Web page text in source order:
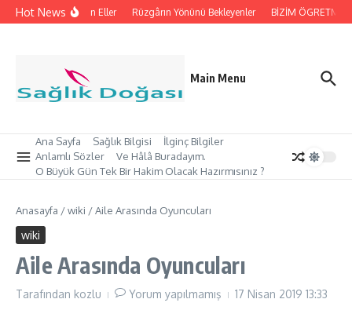
İçeriğe atla
Hot Newsİpleri Tutan Eller Rüzgârın Yönünü Bekleyenler BİZİM
Main Menu
Ana Sayfa Sağlık Bilgisi
İlginç Bilgiler
Anlamlı Sözler
Ve Hâlâ Buradayım.
O Büyük Gün Tek Bir Hakim Olacak Hazırmısınız ?
Anasayfa /wiki /Aile Arasında Oyuncuları
wiki
Aile Arasında Oyuncuları
Tarafından kozlu Yorum yapılmamış 17 Nisan 2019 13:33